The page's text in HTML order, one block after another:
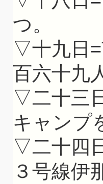
つ。
▽十九日=
百六十九
▽二十三
キャンプ
▽二十四
３号線伊